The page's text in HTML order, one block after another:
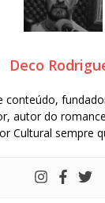
Deco
conteúdo,
autor do
Cultural sempre